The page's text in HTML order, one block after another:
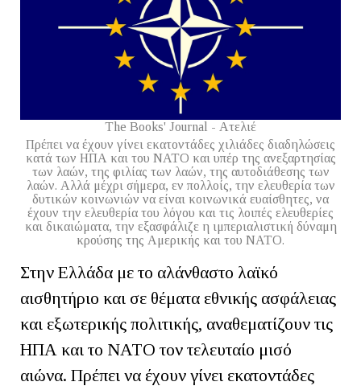
The Books' Journal - Ατελιέ
Πρέπει να έχουν γίνει εκατοντάδες χιλιάδες διαδηλώσεις
κατά των ΗΠΑ και του ΝΑΤΟ και υπέρ της ανεξαρτησίας
των λαών, της φιλίας των λαών, της αυτοδιάθεσης των
λαών. Αλλά μέχρι σήμερα, εν πολλοίς, την ελευθερία των
δυτικών κοινωνιών να είναι κοινωνικά ευαίσθητες, να
έχουν την ελευθερία του λόγου και τις λοιπές ελευθερίες
και δικαιώματα, την εξασφάλιζε η ιμπεριαλιστική δύναμη
κρούσης της Αμερικής και του ΝΑΤΟ.
Στην Ελλάδα με το αλάνθαστο λαϊκό
αισθητήριο και σε θέματα εθνικής ασφάλειας
και εξωτερικής πολιτικής, αναθεματίζουν τις
ΗΠΑ και το ΝΑΤΟ τον τελευταίο μισό
αιώνα. Πρέπει να έχουν γίνει εκατοντάδες